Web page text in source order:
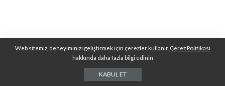
Web sitemiz, deneyiminizi geliştirmek için çerezler kullanır. Çerez Politikası
hakkında daha fazla bilgi edinin
KABUL ET